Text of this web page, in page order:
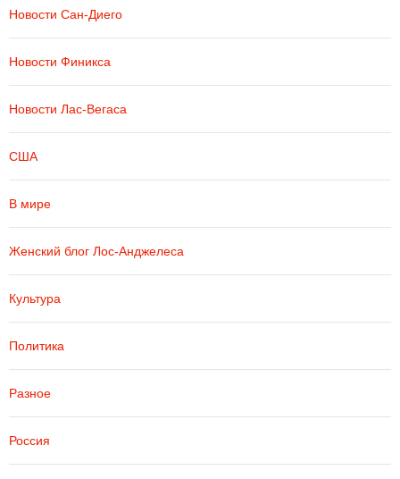
Новости Сан-Диего
Новости Финикса
Новости Лас-Вегаса
США
В мире
Женский блог Лос-Анджелеса
Культура
Политика
Разное
Россия